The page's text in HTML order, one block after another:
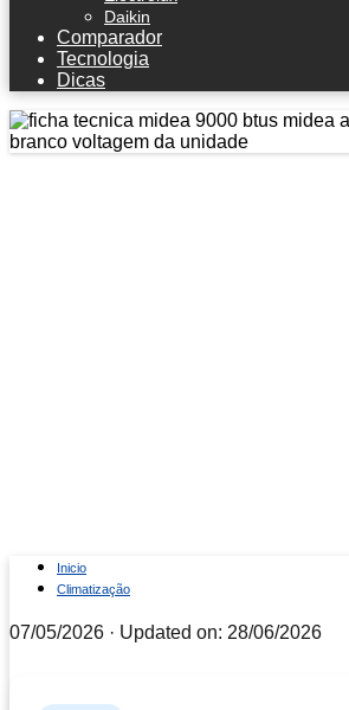
Daikin
Comparador
Tecnologia
Dicas
Inicio
Climatização
07/05/2026 · Updated on: 28/06/2026